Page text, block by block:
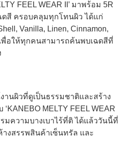
FEEL WEAR II’ มาพร้อม 5R
ดสี ครอบคลุมทุกโทนผิว ได้แก่
Vanilla, Linen, Cinnamon,
เพื่อให้ทุกคนสามารถค้นพบเฉดสีที่
วที่ดูเป็นธรรมชาติและสร้าง
MELTY FEEL WEAR
รมความบางเบาไร้ที่ติ ได้แล้ววันนี้ที่
างสรรพสินค้าเซ็นทรัล และ